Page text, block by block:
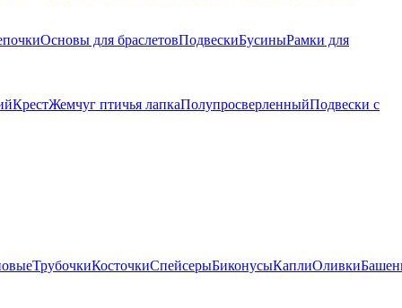
Основы для браслетовПодвескиБусиныРамки для
КрестЖемчуг птичья лапкаПолупросверленныйПодвески с
ТрубочкиКосточкиСпейсерыБиконусыКаплиОливки